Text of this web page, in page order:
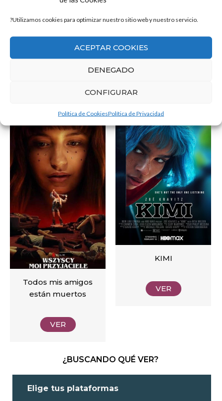
?Utilizamos cookies para optimizar nuestro sitio web y nuestro servicio.
ACEPTAR COOKIES
DENEGADO
CONFIGURAR
Política de CookiesPolítica de Privacidad
El Practicante
VER
primera misión
VER
KIMI
VER
Todos mis amigos
están muertos
VER
¿BUSCANDO QUÉ VER?
Elige tus plataformas